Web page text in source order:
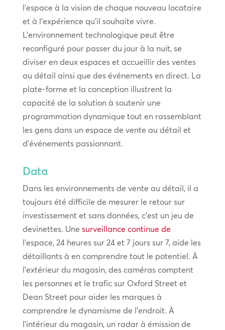
l’espace à la vision de chaque nouveau locataire
et à l’expérience qu’il souhaite vivre.
L’environnement technologique peut être
reconfiguré pour passer du jour à la nuit, se
diviser en deux espaces et accueillir des ventes
au détail ainsi que des événements en direct. La
plate-forme et la conception illustrent la
capacité de la solution à soutenir une
programmation dynamique tout en rassemblant
les gens dans un espace de vente au détail et
d’événements passionnant.
Data
Dans les environnements de vente au détail, il a
toujours été difficile de mesurer le retour sur
investissement et sans données, c’est un jeu de
devinettes. Une surveillance continue de
l’espace, 24 heures sur 24 et 7 jours sur 7, aide les
détaillants à en comprendre tout le potentiel. À
l’extérieur du magasin, des caméras comptent
les personnes et le trafic sur Oxford Street et
Dean Street pour aider les marques à
comprendre le dynamisme de l’endroit. À
l’intérieur du magasin, un radar à émission de